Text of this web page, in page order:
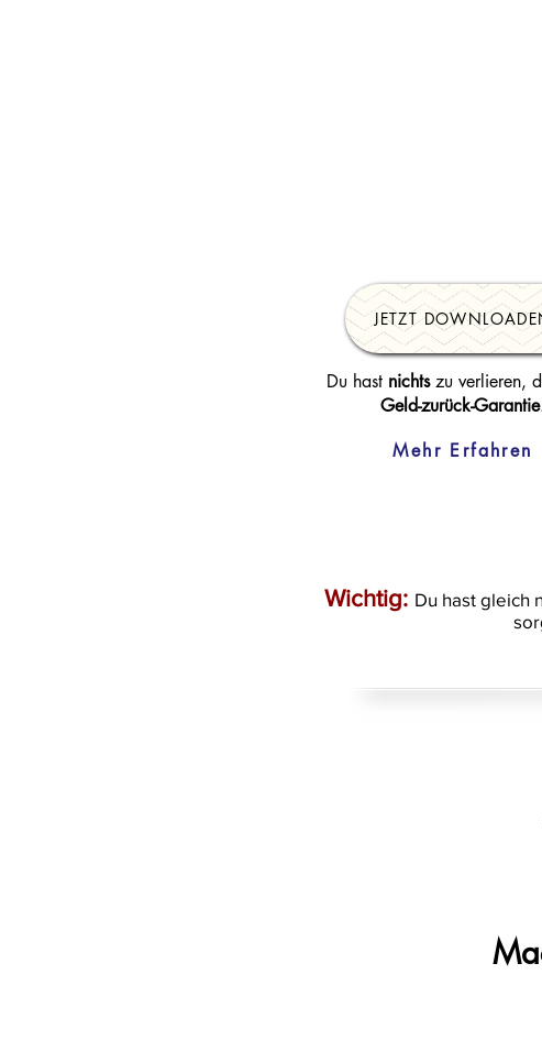
JETZT
Du hast nichtszu verlieren,
Geld-zurück-Garantie
Mehr Erfahren
Wichtig: Du hast gleich